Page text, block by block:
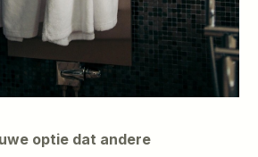
optie dat andere